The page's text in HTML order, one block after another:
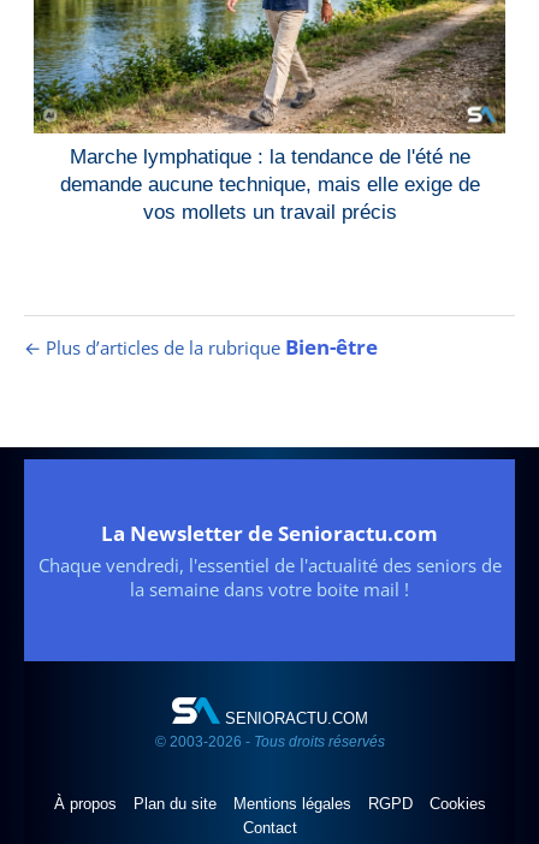
Marche lymphatique : la tendance de l'été ne
demande aucune technique, mais elle exige de
vos mollets un travail précis
← Plus d’articles de la rubrique Bien-être
La Newsletter de Senioractu.com
Chaque vendredi, l'essentiel de l'actualité des seniors de
la semaine dans votre boite mail !
SENIORACTU.COM
© 2003-2026 - Tous droits réservés
À propos Plan du site Mentions légales RGPD
Cookies
Contact